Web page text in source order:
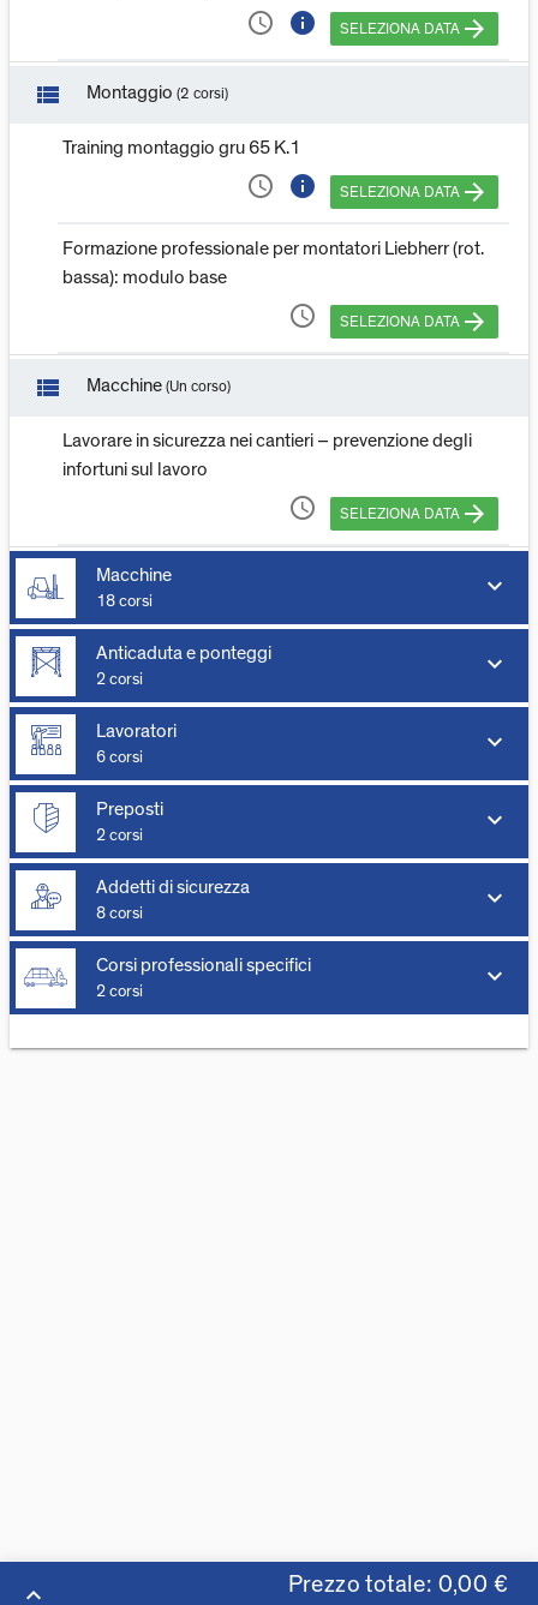
access_time info SELEZIONA DATA arrow_forward
view_list Montaggio (2 corsi)
Training montaggio gru 65 K.1
access_time info SELEZIONA DATA arrow_forward
Formazione professionale per montatori Liebherr (rot.
bassa): modulo base
access_time SELEZIONA DATA arrow_forward
view_list Macchine (Un corso)
Lavorare in sicurezza nei cantieri – prevenzione degli
infortuni sul lavoro
access_time SELEZIONA DATA arrow_forward
Macchine
18 corsi
keyboard_arrow_down
Anticaduta e ponteggi
2 corsi
keyboard_arrow_down
Lavoratori
6 corsi
keyboard_arrow_down
Preposti
2 corsi
keyboard_arrow_down
Addetti di sicurezza
8 corsi
keyboard_arrow_down
Corsi professionali specifici
2 corsi
keyboard_arrow_down
keyboard_arrow_up Prezzo totale: 0,00 €